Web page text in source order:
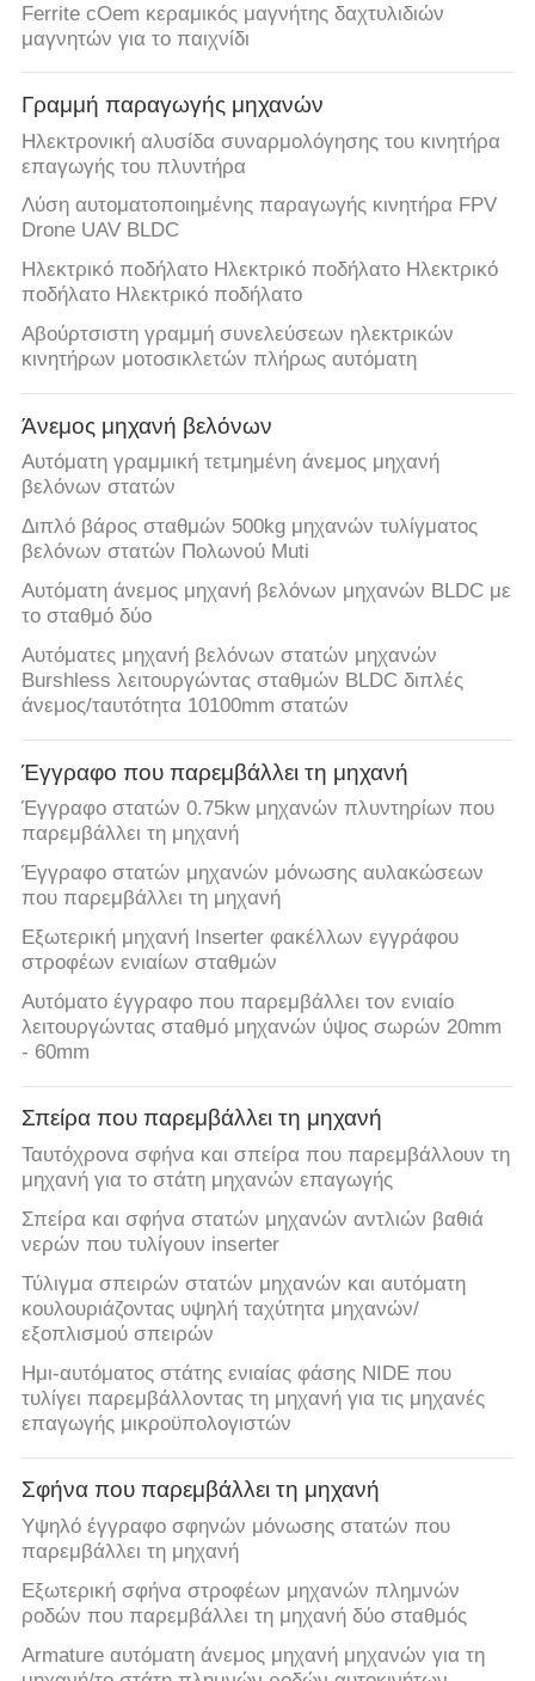
Ferrite cOem κεραμικός μαγνήτης δαχτυλιδιών
μαγνητών για το παιχνίδι
Γραμμή παραγωγής μηχανών
Ηλεκτρονική αλυσίδα συναρμολόγησης του κινητήρα
επαγωγής του πλυντήρα
Λύση αυτοματοποιημένης παραγωγής κινητήρα FPV
Drone UAV BLDC
Ηλεκτρικό ποδήλατο Ηλεκτρικό ποδήλατο Ηλεκτρικό
ποδήλατο Ηλεκτρικό ποδήλατο
Αβούρτσιστη γραμμή συνελεύσεων ηλεκτρικών
κινητήρων μοτοσικλετών πλήρως αυτόματη
Άνεμος μηχανή βελόνων
Αυτόματη γραμμική τετμημένη άνεμος μηχανή
βελόνων στατών
Διπλό βάρος σταθμών 500kg μηχανών τυλίγματος
βελόνων στατών Πολωνού Muti
Αυτόματη άνεμος μηχανή βελόνων μηχανών BLDC με
το σταθμό δύο
Αυτόματες μηχανή βελόνων στατών μηχανών
Burshless λειτουργώντας σταθμών BLDC διπλές
άνεμος/ταυτότητα 10100mm στατών
Έγγραφο που παρεμβάλλει τη μηχανή
Έγγραφο στατών 0.75kw μηχανών πλυντηρίων που
παρεμβάλλει τη μηχανή
Έγγραφο στατών μηχανών μόνωσης αυλακώσεων
που παρεμβάλλει τη μηχανή
Εξωτερική μηχανή Inserter φακέλλων εγγράφου
στροφέων ενιαίων σταθμών
Αυτόματο έγγραφο που παρεμβάλλει τον ενιαίο
λειτουργώντας σταθμό μηχανών ύψος σωρών 20mm
- 60mm
Σπείρα που παρεμβάλλει τη μηχανή
Ταυτόχρονα σφήνα και σπείρα που παρεμβάλλουν τη
μηχανή για το στάτη μηχανών επαγωγής
Σπείρα και σφήνα στατών μηχανών αντλιών βαθιά
νερών που τυλίγουν inserter
Τύλιγμα σπειρών στατών μηχανών και αυτόματη
κουλουριάζοντας υψηλή ταχύτητα μηχανών/
εξοπλισμού σπειρών
Ημι-αυτόματος στάτης ενιαίας φάσης NIDE που
τυλίγει παρεμβάλλοντας τη μηχανή για τις μηχανές
επαγωγής μικροϋπολογιστών
Σφήνα που παρεμβάλλει τη μηχανή
Υψηλό έγγραφο σφηνών μόνωσης στατών που
παρεμβάλλει τη μηχανή
Εξωτερική σφήνα στροφέων μηχανών πλημνών
ροδών που παρεμβάλλει τη μηχανή δύο σταθμός
Armature αυτόματη άνεμος μηχανή μηχανών για τη